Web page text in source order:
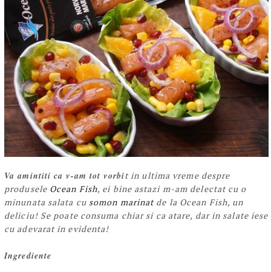
Va amintiti ca v-am tot vorbit in ultima vreme despre
produsele Ocean Fish, ei bine astazi m-am delectat cu o
minunata salata cu somon marinatde la Ocean Fish, un
deliciu! Se poate consuma chiar si ca atare, dar in salate iese
cu adevarat in evidenta!
Ingrediente